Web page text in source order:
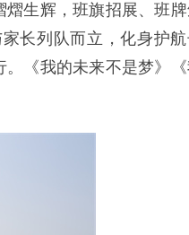
生辉，班旗招展、班
长列队而立，化身护航
《我的未来不是梦》